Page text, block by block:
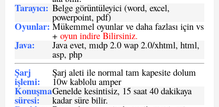
Tarayıcı: Belge görüntüleyici (word, excel,
powerpoint, pdf)
Oyunlar: Mükemmel oyunlar ve daha fazlası için vs
+ oyun indire Bilirsiniz.
Java: Java evet, mıdp 2.0 wap 2.0/xhtml, html,
asp, php
Şarj
işlemi:
Şarj aleti ile normal tam kapesite dolum
10w kablolu amper
Konuşma
süresi:
Genelde kesintisiz, 15 saat 40 dakikaya
kadar süre bilir.